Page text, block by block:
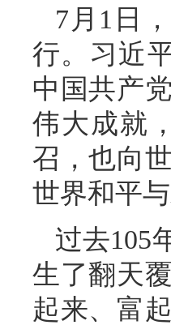
7月1日
行。习近
中国共产
伟大成就
召，也向
世界和平
过去105
生了翻天
起来、富